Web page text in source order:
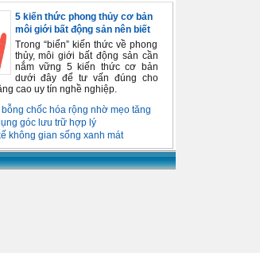
5 kiến thức phong thủy cơ bản
môi giới bất động sản nên biết
Trong “biển” kiến thức về phong
thủy, môi giới bất động sản cần
nắm vững 5 kiến thức cơ bản
dưới đây để tư vấn đúng cho
cao uy tín nghề nghiệp.
bỗng chốc hóa rộng nhờ mẹo tăng
góc lưu trữ hợp lý
không gian sống xanh mát